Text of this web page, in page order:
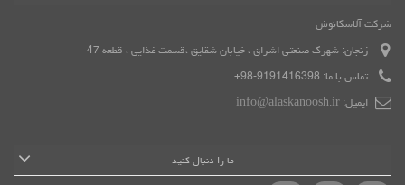
شرکت آلاسکانوش
زنجان: شهرک صنعتی اشراق ، خیابان شقایق ،قسمت غذایی ، قطعه 47
تماس با ما: 9191416398-98+
ایمیل:info@alaskanoosh.ir
ما را دنبال کنید